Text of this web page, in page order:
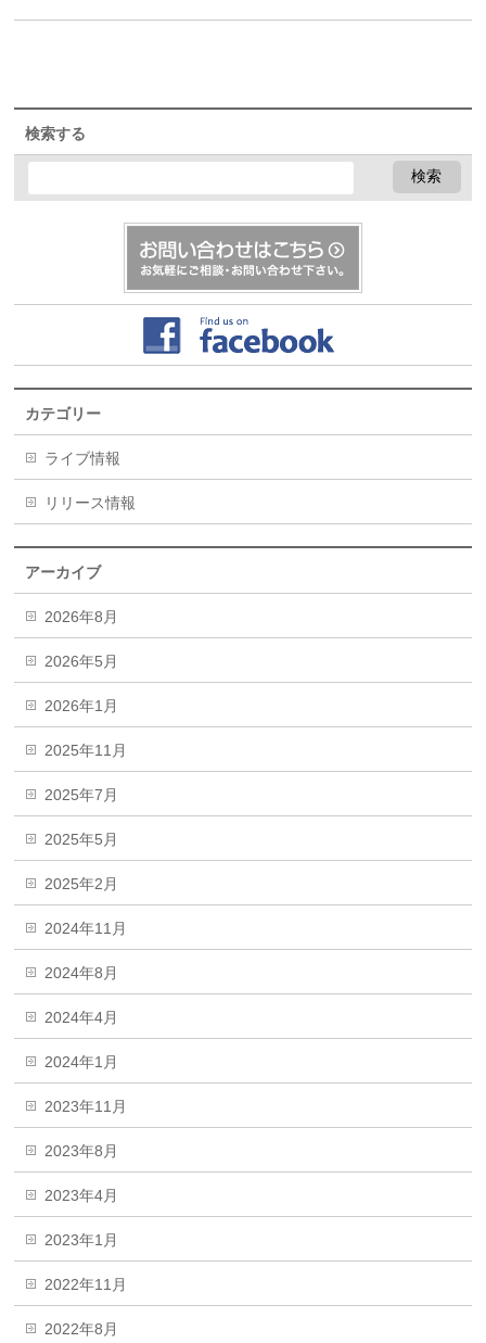
検索する
カテゴリー
ライブ情報
リリース情報
アーカイブ
2026年8月
2026年5月
2026年1月
2025年11月
2025年7月
2025年5月
2025年2月
2024年11月
2024年8月
2024年4月
2024年1月
2023年11月
2023年8月
2023年4月
2023年1月
2022年11月
2022年8月